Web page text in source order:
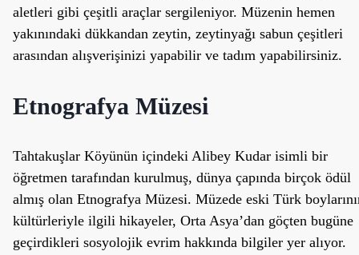
aletleri gibi çeşitli araçlar sergileniyor. Müzenin hemen
yakınındaki dükkandan zeytin, zeytinyağı sabun çeşitleri
arasından alışverişinizi yapabilir ve tadım yapabilirsiniz.
Etnografya Müzesi
Tahtakuşlar Köyünün içindeki Alibey Kudar isimli bir
öğretmen tarafından kurulmuş, dünya çapında birçok ödül
almış olan Etnografya Müzesi. Müzede eski Türk
kültürleriyle ilgili hikayeler, Orta Asya’dan göçten bugüne
geçirdikleri sosyolojik evrim hakkında bilgiler yer alıyor.